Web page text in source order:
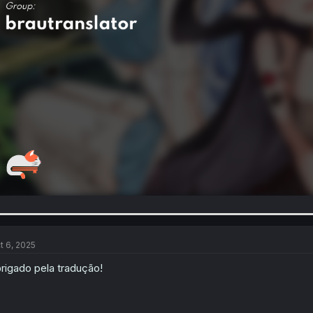
6, 2025
pela tradução!